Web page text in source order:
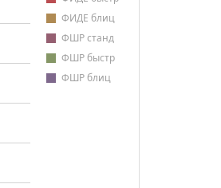
ФИДЕ блиц
ФШР станд
ФШР быстр
ФШР блиц